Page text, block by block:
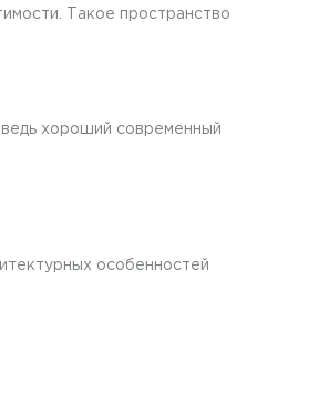
Такое пространство
хороший современный
особенностей